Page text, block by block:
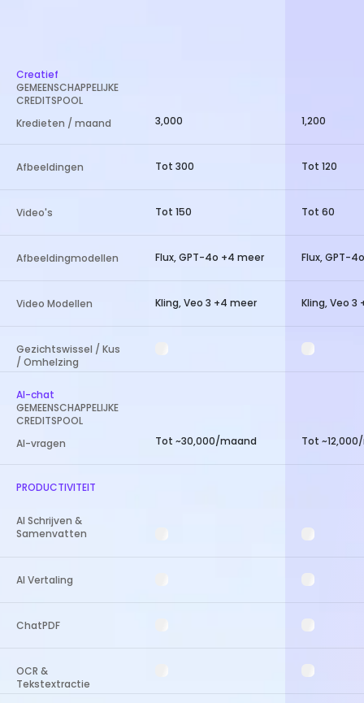
Creatief
GEMEENSCHAPPELIJKE
CREDITSPOOL
Kredieten / maand
Afbeeldingen
Video's
Afbeeldingmodellen
Video Modellen
Gezichtswissel / Kus
/ Omhelzing
AI-chat
GEMEENSCHAPPELIJKE
CREDITSPOOL
AI-vragen
PRODUCTIVITEIT
AI Schrijven &
Samenvatten
AI Vertaling
ChatPDF
OCR &
Tekstextractie
3,000
Tot 300
Tot 150
Flux, GPT-4o +4 meer
Kling, Veo 3 +4 meer
Tot ~30,000/maand
1,200
Tot 120
Tot 60
Flux, GPT-
Kling, Veo 3
Tot